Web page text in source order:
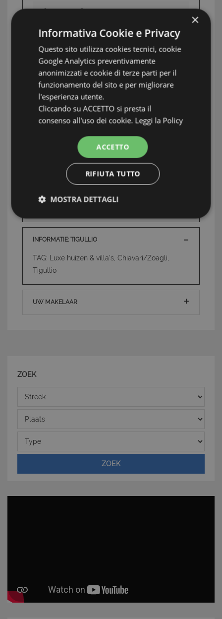
Ascensore:Si
Garage:Si
Posto auto: Si
Swimming Pool:Si
Terrazzo:
Aria condizionata:Si
Terrazza di 120 mq Box auto Triplo
Staat van onderhoudNuovo Pronta
Consegna
INFORMATIE: TIGULLIO
TAG: Luxe huizen & villa's, Chiavari/Zoagli,
Tigullio
UW MAKELAAR
ZOEK
Streek
Plaats
Type
ZOEK
×
Informativa Cookie e Privacy
Questo sito utilizza cookies tecnici, cookie
Google Analytics preventivamente
anonimizzati e cookie di terze parti per il
funzionamento del sito e per migliorare
l'esperienza utente.
Cliccando su ACCETTO si presta il
consenso all'uso dei cookie. Leggi la Policy
ACCETTO
RIFIUTA TUTTO
MOSTRA DETTAGLI
Strettamente necessari e Statistiche
CookieScriptConsent
CookieScript
www.latuacasainsardegna.com